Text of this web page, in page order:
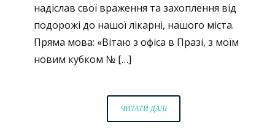
надіслав свої враження та захоплення від
подорожі до нашої лікарні, нашого міста.
Пряма мова: «Вітаю з офіса в Празі, з моїм
новим кубком № […]
ЧИТАТИ ДАЛІТЕПЛІ
ПРИВІАННЯ